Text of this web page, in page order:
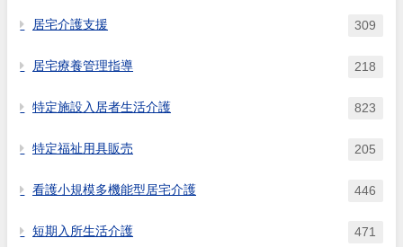
居宅介護支援 309
居宅療養管理指導 218
特定施設入居者生活介護 823
特定福祉用具販売 205
看護小規模多機能型居宅介護 446
短期入所生活介護 471